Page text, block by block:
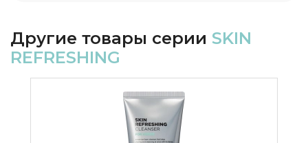
Другие товары серии SKIN
REFRESHING